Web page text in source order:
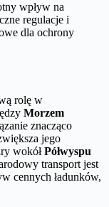
wpływ na
regulacje i
dla ochrony
rolę w
Morzem
znacząco
jego
wokółPółwyspu
transport jest
cennych ładunków,